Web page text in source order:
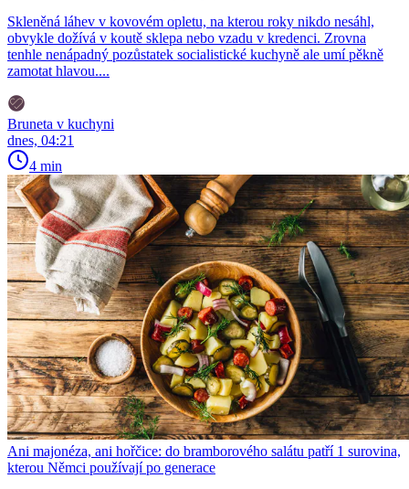
Skleněná láhev v kovovém opletu, na kterou roky nikdo nesáhl,
obvykle dožívá v koutě sklepa nebo vzadu v kredenci. Zrovna
tenhle nenápadný pozůstatek socialistické kuchyně ale umí pěkně
zamotat hlavou....
Bruneta v kuchyni
dnes, 04:21
4 min
Ani majonéza, ani hořčice: do bramborového salátu patří 1 surovina,
kterou Němci používají po generace